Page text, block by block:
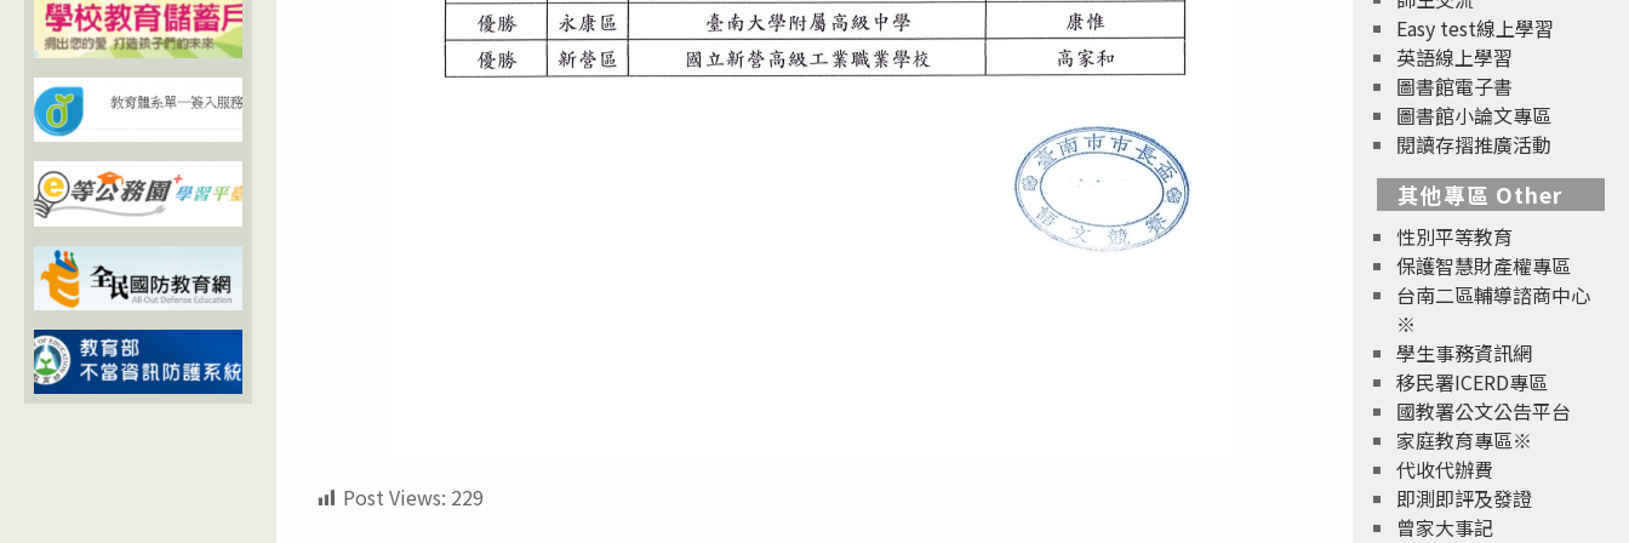
Post Views: 229
Easy test線上學習
英語線上學習
圖書館電子書
圖書館小論文專區
閱讀存摺推廣活動
其他專區 Other
性別平等教育
保護智慧財產權專區
台南二區輔導諮商中心
※
學生事務資訊網
移民署ICERD專區
國教署公文公告平台
家庭教育專區※
代收代辦費
即測即評及發證
曾家大事記